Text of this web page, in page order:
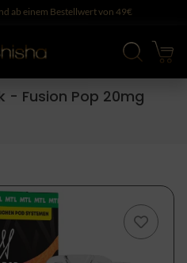
ab einem Bestellwert von 49€
- Fusion Pop 20mg